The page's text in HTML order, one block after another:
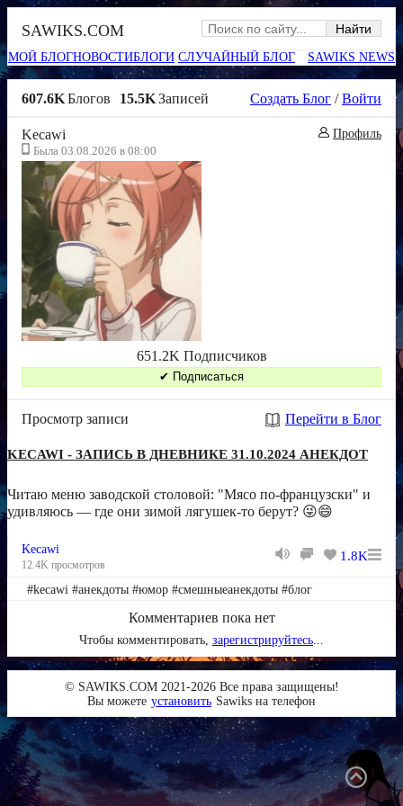
SAWIKS.COM
SAWIKS NEWS
МОЙ БЛОГНОВОСТИБЛОГИ СЛУЧАЙНЫЙ БЛОГ
607.6KБлогов 15.5KЗаписей Создать Блог /Войти
Профиль
Kecawi
Была 03.08.2026 в 08:00
651.2K Подписчиков
Просмотр записи Перейти в Блог
KECAWI - ЗАПИСЬ В ДНЕВНИКЕ 31.10.2024 АНЕКДОТ
Читаю меню заводской столовой: "Мясо по-французски" и
удивляюсь — где они зимой лягушек-то берут? 😜😄
1.8K
Kecawi
12.4K просмотров
#kecawi #анекдоты #юмор #смешныеанекдоты #блог
Комментариев пока нет
Чтобы комментировать, зарегистрируйтесь...
© SAWIKS.COM 2021-2026 Все права защищены!
Вы можете установить Sawiks на телефон